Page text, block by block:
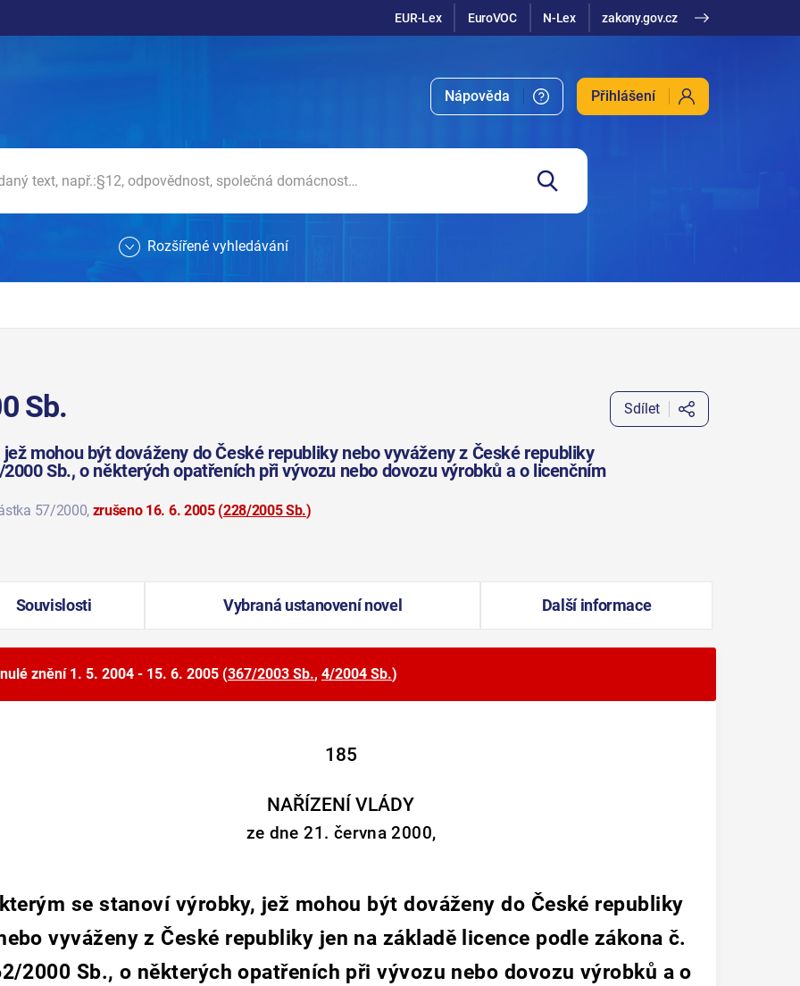
EUR-Lex EuroVOC N-Lex zakony.gov.cz
Nápověda Přihlášení
Rozšířené vyhledávání
Sb.
mohou být dováženy do České republiky nebo vyváženy z České republiky
Sb., o některých opatřeních při vývozu nebo dovozu výrobků a o licenčním
57/2000, zrušeno 16. 6. 2005(228/2005 Sb.)
Sdílet
Souvislosti Vybraná ustanovení novel Další informace
znění1. 5. 2004 - 15. 6. 2005 (367/2003 Sb.,4/2004 Sb.)
185
NAŘÍZENÍ VLÁDY
ze dne 21. června 2000,
se stanoví výrobky, jež mohou být dováženy do České republiky
vyváženy z České republiky jen na základě licence podle zákona č.
2000 Sb., o některých opatřeních při vývozu nebo dovozu výrobků a o